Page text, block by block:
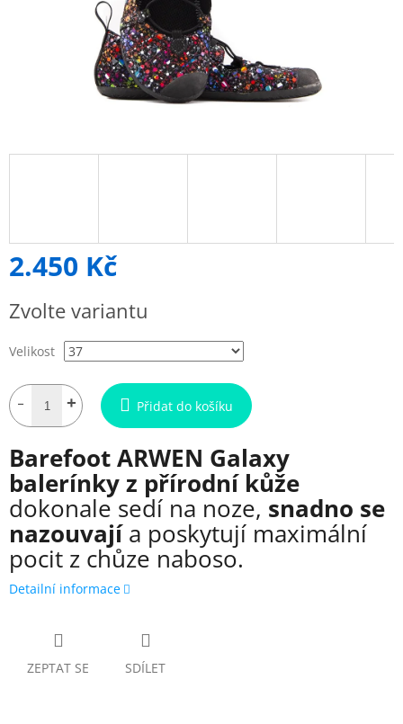
2.450 Kč
cena:
Zvolte variantu
Velikost
Přidat do košíku
Barefoot ARWEN Galaxy
balerínky z přírodní kůže
dokonale sedí na noze, snadno se
nazouvajía poskytují maximální
pocit z chůze naboso.
Detailní informace
ZEPTAT SE SDÍLET